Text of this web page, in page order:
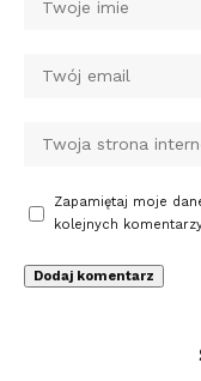
Zapamiętaj moje
kolejnych